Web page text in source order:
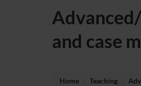
and case
Home Teaching